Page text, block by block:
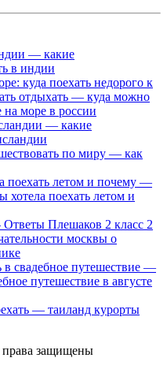
— какие
в индии
куда поехать недорого к
отдыхать — куда можно
на море в россии
— какие
по миру — как
поехать летом и почему —
хотела поехать летом и
Плешаков 2 класс 2
москвы о
в свадебное путешествие —
путешествие в августе
— таиланд курорты
права защищены